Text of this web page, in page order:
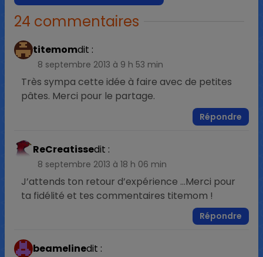
24 commentaires
titemomdit :
8 septembre 2013 à 9 h 53 min
Très sympa cette idée à faire avec de petites
pâtes. Merci pour le partage.
Répondre
ReCreatissedit :
8 septembre 2013 à 18 h 06 min
J’attends ton retour d’expérience …Merci pour
ta fidélité et tes commentaires titemom !
Répondre
beamelinedit :